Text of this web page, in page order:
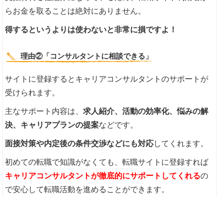
らお金を取ることは絶対にありません。
得するというよりは使わないと非常に損ですよ！
理由②「コンサルタントに相談できる」
サイトに登録するとキャリアコンサルタントのサポートが
受けられます。
主なサポート内容は、求人紹介、活動の効率化、悩みの解
決、キャリアプランの提案などです。
面接対策や内定後の条件交渉などにも対応してくれます。
初めての転職で知識がなくても、転職サイトに登録すれば
キャリアコンサルタントが徹底的にサポートしてくれるの
で安心して転職活動を進めることができます。